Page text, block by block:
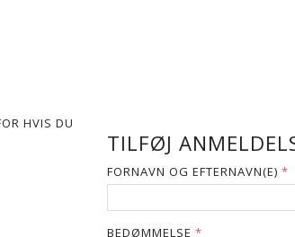
HVIS DU
TILFØJ
FORNAVN OG EFTERNAVN(E)
BEDØMMELSE